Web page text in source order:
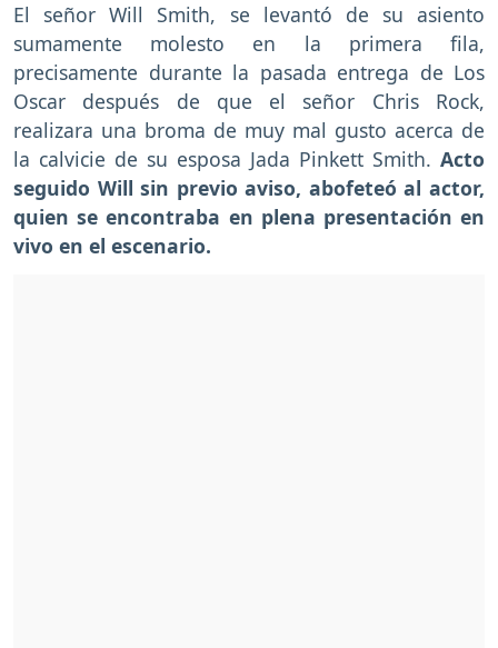
El señor Will Smith, se levantó de su asiento
sumamente molesto en la primera fila,
precisamente durante la pasada entrega de Los
Oscar después de que el señor Chris Rock,
realizara una broma de muy mal gusto acerca de
la calvicie de su esposa Jada Pinkett Smith. Acto
seguido Will sin previo aviso, abofeteó al actor,
quien se encontraba en plena presentación en
vivo en el escenario.